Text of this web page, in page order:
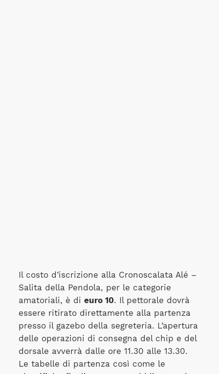
Il costo d’iscrizione alla Cronoscalata Alé –
Salita della Pendola, per le categorie
amatoriali, è di euro 10. Il pettorale dovrà
essere ritirato direttamente alla partenza
presso il gazebo della segreteria. L’apertura
delle operazioni di consegna del chip e del
dorsale avverrà dalle ore 11.30 alle 13.30.
Le tabelle di partenza così come le